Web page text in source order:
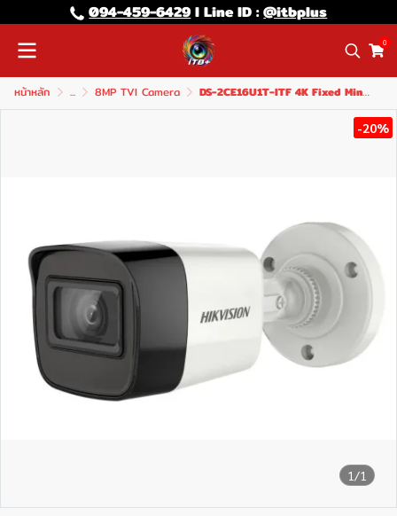
094-459-6429l Line lD :@itbplus
0
หน้าหลัก ... 8MP TVI Camera DS-2CE16U1T-ITF 4K Fixed Mini Bullet Camera
1/1
-20%